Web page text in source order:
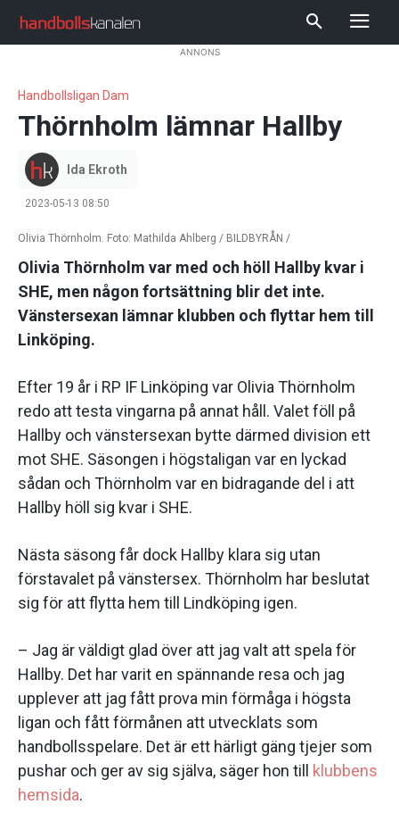
ANNONS
Handbollsligan Dam
Thörnholm lämnar Hallby
Ida Ekroth
2023-05-13 08:50
Olivia Thörnholm. Foto: Mathilda Ahlberg / BILDBYRÅN /
Olivia Thörnholm var med och höll Hallby kvar i
SHE, men någon fortsättning blir det inte.
Vänstersexan lämnar klubben och flyttar hem till
Linköping.
Efter 19 år i RP IF Linköping var Olivia Thörnholm
redo att testa vingarna på annat håll. Valet föll på
Hallby och vänstersexan bytte därmed division ett
mot SHE. Säsongen i högstaligan var en lyckad
sådan och Thörnholm var en bidragande del i att
Hallby höll sig kvar i SHE.
Nästa säsong får dock Hallby klara sig utan
förstavalet på vänstersex. Thörnholm har beslutat
sig för att flytta hem till Lindköping igen.
– Jag är väldigt glad över att jag valt att spela för
Hallby. Det har varit en spännande resa och jag
upplever att jag fått prova min förmåga i högsta
ligan och fått förmånen att utvecklats som
handbollsspelare. Det är ett härligt gäng tjejer som
pushar och ger av sig själva, säger hon till klubbens
hemsida.